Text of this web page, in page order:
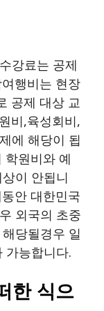
강료는 공제
행비는 현장
공제 대상 교
비,육성회비,
에 해당이 됩
학원비와 예
이 안됩니
안 대한민국
외국의 초중
당될경우 일
가능합니다.
한 식으